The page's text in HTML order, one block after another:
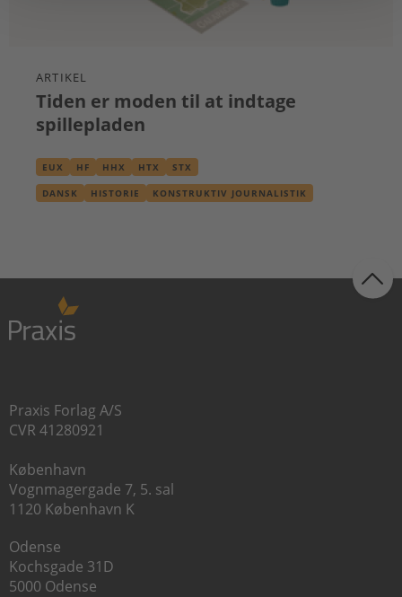
ARTIKEL
Tiden er moden til at indtage
spillepladen
EUX HF HHX HTX STX
DANSK HISTORIE
KONSTRUKTIV JOURNALISTIK
Praxis Forlag A/S
CVR 41280921
København
Vognmagergade 7, 5. sal
1120 København K
Odense
Kochsgade 31D
5000 Odense